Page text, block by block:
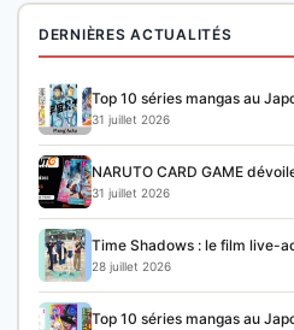
DERNIÈRES ACTUALITÉS
Top 10 séries mangas au
31 juillet 2026
NARUTO CARD GAME
31 juillet 2026
Time Shadows : le film live-
28 juillet 2026
Top 10 séries mangas au